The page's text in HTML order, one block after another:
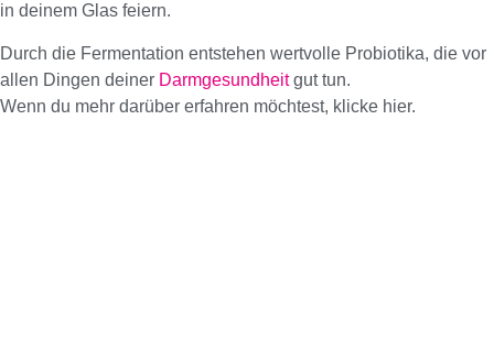
in deinem Glas feiern.
Durch die Fermentation entstehen wertvolle Probiotika, die vor
allen Dingen deiner Darmgesundheitgut tun.
Wenn du mehr darüber erfahren möchtest, klicke hier.